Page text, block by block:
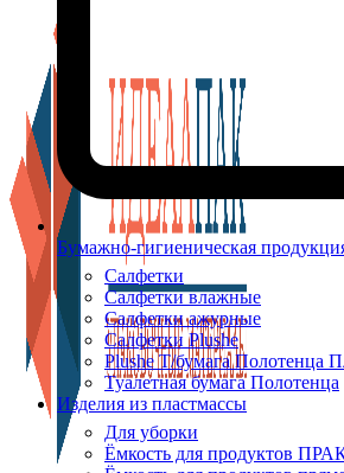
Бумажно-гигиеническая
Салфетки
Салфетки влажные
Салфетки ажурные
Салфетки Plushe
Plushe Т/бумага Полотенца
Туалетная бумага Полотенца
Изделия из пластмассы
Для уборки
Ёмкость для продуктов